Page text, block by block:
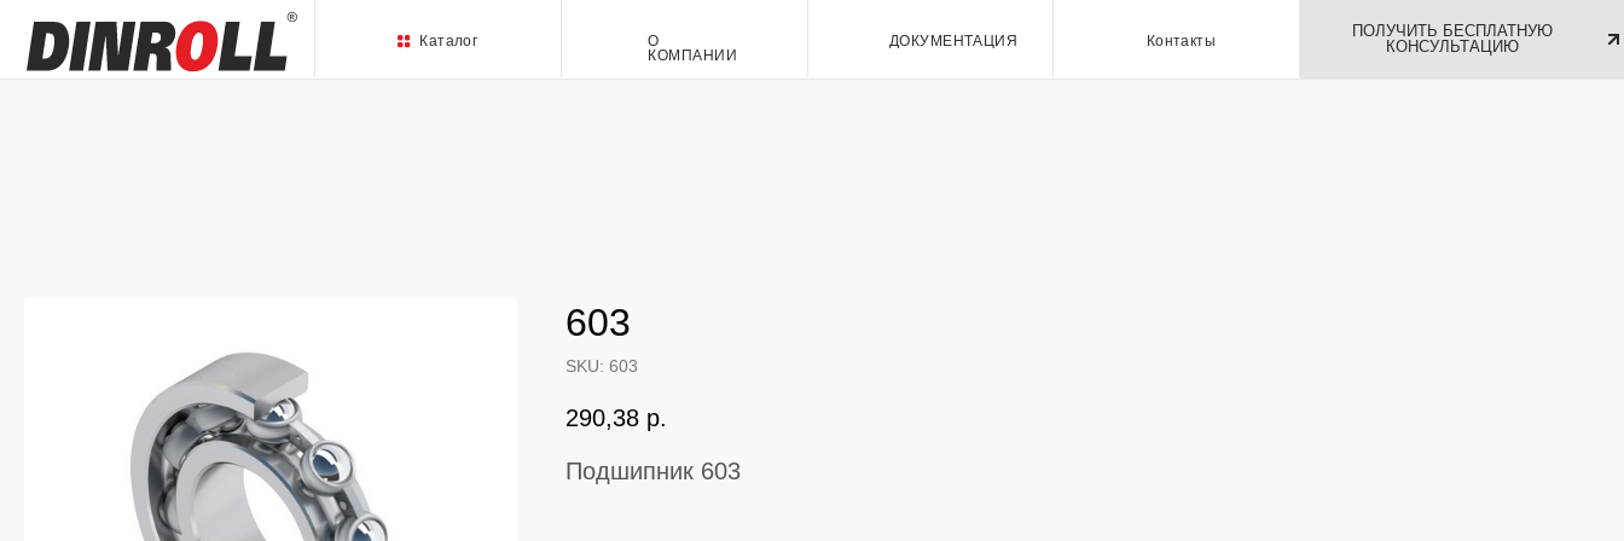
ДОКУМЕНТАЦИЯ
КОМПАНИИ
Каталог
ПОЛУЧИТЬ БЕСПЛАТНУЮ
603
SKU: 603
290,38 р.
Подшипник 603